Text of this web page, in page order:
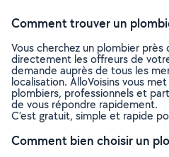
Comment trouver un
Vous cherchez un plombier près
directement les offreurs de
demande auprès de tous les
localisation. AlloVoisins vous
plombiers, professionnels et
de vous répondre rapidement.
C’est gratuit, simple et rapide
Comment bien choisir un